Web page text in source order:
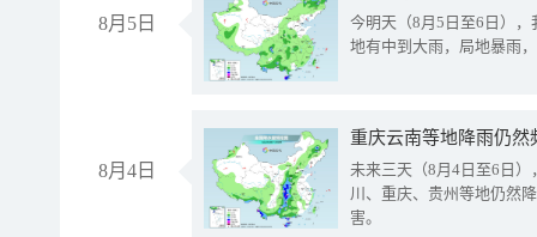
8月5日
今明天（8月5日至6日）
地有中到大雨，局地暴雨
8月4日
重庆云南等地降雨仍然
未来三天（8月4日至6日
川、重庆、贵州等地仍然
害。